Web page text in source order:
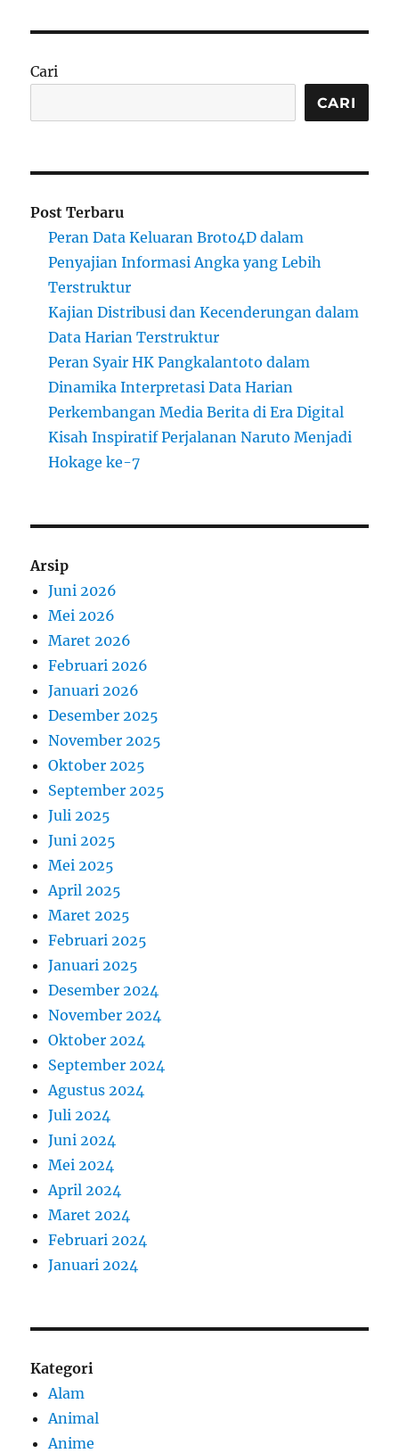
Cari
CARI
Post Terbaru
Peran Data Keluaran Broto4D dalam
Penyajian Informasi Angka yang Lebih
Terstruktur
Kajian Distribusi dan Kecenderungan dalam
Data Harian Terstruktur
Peran Syair HK Pangkalantoto dalam
Dinamika Interpretasi Data Harian
Perkembangan Media Berita di Era Digital
Kisah Inspiratif Perjalanan Naruto Menjadi
Hokage ke-7
Arsip
Juni 2026
Mei 2026
Maret 2026
Februari 2026
Januari 2026
Desember 2025
November 2025
Oktober 2025
September 2025
Juli 2025
Juni 2025
Mei 2025
April 2025
Maret 2025
Februari 2025
Januari 2025
Desember 2024
November 2024
Oktober 2024
September 2024
Agustus 2024
Juli 2024
Juni 2024
Mei 2024
April 2024
Maret 2024
Februari 2024
Januari 2024
Kategori
Alam
Animal
Anime